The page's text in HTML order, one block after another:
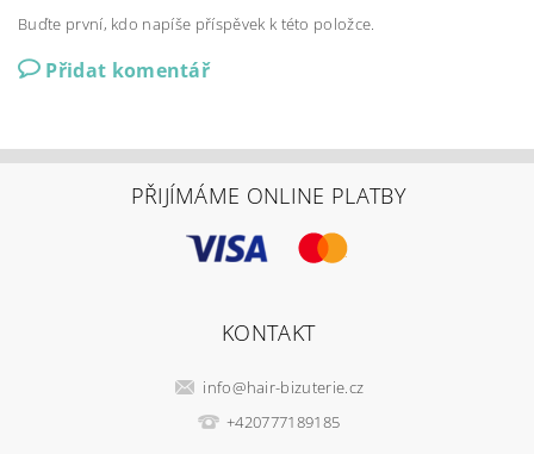
Buďte první, kdo napíše příspěvek k této položce.
Přidat komentář
PŘIJÍMÁME ONLINE PLATBY
KONTAKT
info@hair-bizuterie.cz
+420777189185